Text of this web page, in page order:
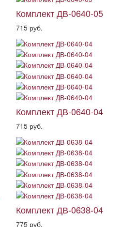
Комплект ДВ-0640-05
715 руб.
Комплект ДВ-0640-04
715 руб.
Комплект ДВ-0638-04
775 руб.